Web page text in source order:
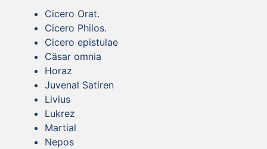
Cicero Orat.
Cicero Philos.
Cicero epistulae
Cäsar omnia
Horaz
Juvenal Satiren
Livius
Lukrez
Martial
Nepos